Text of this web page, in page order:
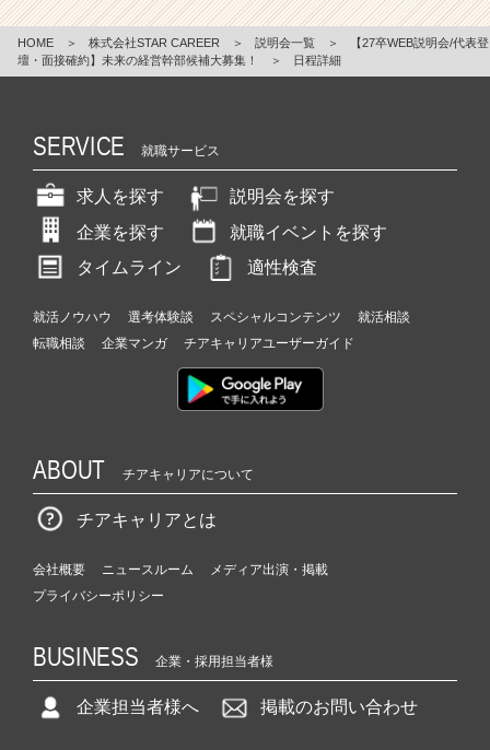
HOME ＞ 株式会社STAR CAREER ＞ 説明会一覧 ＞
【27卒WEB説明会/代表登
壇・面接確約】未来の経営幹部候補大募集！
＞ 日程詳細
SERVICE 就職サービス
求人を探す
説明会を探す
企業を探す
就職イベントを探す
タイムライン
適性検査
就活ノウハウ 選考体験談 スペシャルコンテンツ
就活相談
転職相談
企業マンガ チアキャリアユーザーガイド
ABOUT チアキャリアについて
チアキャリアとは
会社概要 ニュースルーム
メディア出演・掲載
プライバシーポリシー
BUSINESS 企業・採用担当者様
企業担当者様へ 掲載のお問い合わせ